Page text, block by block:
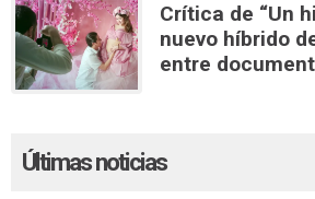
Crítica de “Un
nuevo híbrido
entre
Últimas noticias